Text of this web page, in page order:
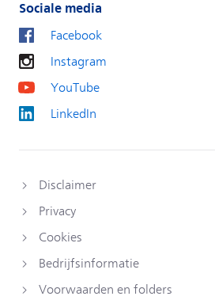
Sociale media
Facebook
Instagram
YouTube
LinkedIn
Disclaimer
Privacy
Cookies
Bedrijfsinformatie
Voorwaarden en folders